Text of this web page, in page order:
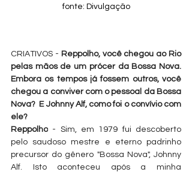
fonte: Divulgação
CRIATIVOS - Reppolho, você chegou ao Rio
pelas mãos de um prócer da Bossa Nova.
Embora os tempos já fossem outros, você
chegou a conviver com o pessoal da Bossa
Nova?  E Johnny Alf, como foi o convívio com
ele?
Reppolho - Sim, em 1979 fui descoberto
pelo saudoso mestre e eterno padrinho
precursor do gênero "Bossa Nova", Johnny
Alf. Isto aconteceu após a minha